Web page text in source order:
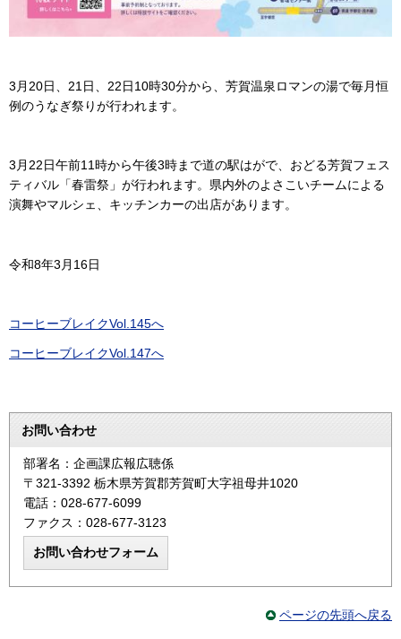
3月20日、21日、22日10時30分から、芳賀温泉ロマンの湯で毎月恒
例のうなぎ祭りが行われます。
3月22日午前11時から午後3時まで道の駅はがで、おどる芳賀フェス
ティバル「春雷祭」が行われます。県内外のよさこいチームによる
演舞やマルシェ、キッチンカーの出店があります。
令和8年3月16日
コーヒーブレイクVol.145へ
コーヒーブレイクVol.147へ
お問い合わせ
部署名：企画課広報広聴係
〒321-3392 栃木県芳賀郡芳賀町大字祖母井1020
電話：028-677-6099
ファクス：028-677-3123
ページの先頭へ戻る